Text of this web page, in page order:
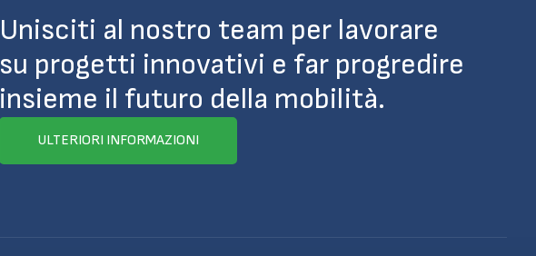
Unisciti al nostro team per lavorare
su progetti innovativi e far progredire
insieme il futuro della mobilità.
ULTERIORI INFORMAZIONI